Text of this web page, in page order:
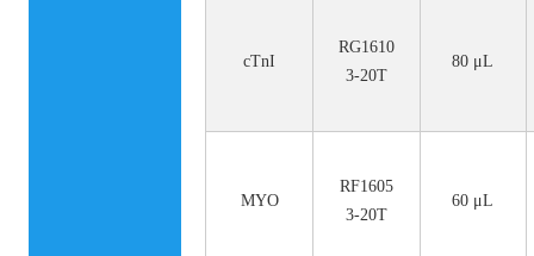
cTnI
RG1610
3-20T
80 μL
MYO
RF1605
3-20T
60 μL